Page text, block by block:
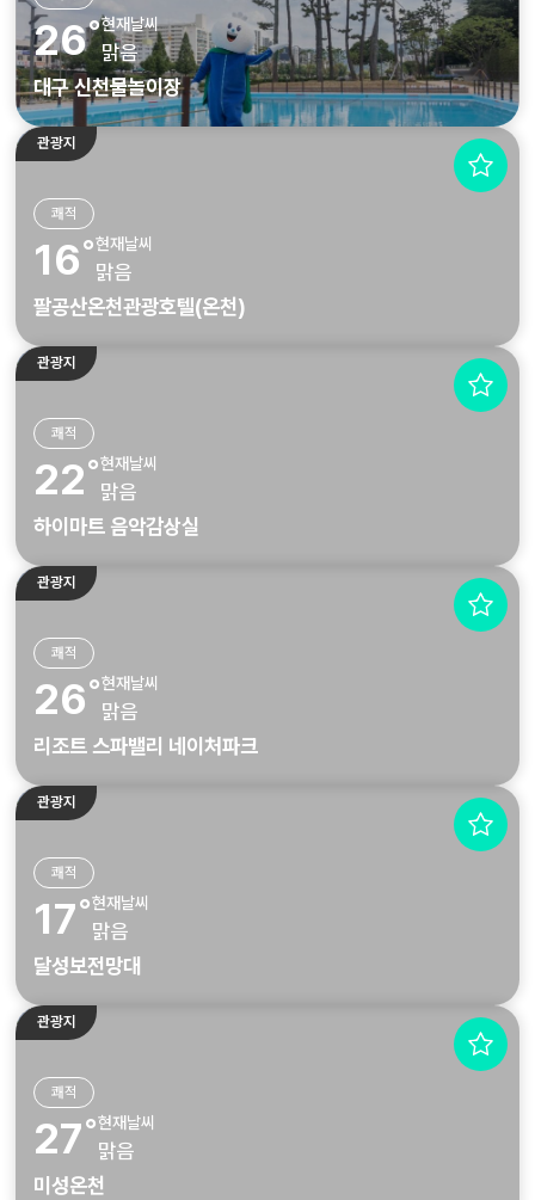
26˚현재날씨
맑음
대구 신천물놀이장
쾌적
16˚현재날씨
맑음
팔공산온천관광호텔(온천)
관광지
쾌적
22˚현재날씨
맑음
하이마트 음악감상실
관광지
쾌적
26˚현재날씨
맑음
리조트 스파밸리 네이처파크
관광지
쾌적
17˚현재날씨
맑음
달성보전망대
관광지
쾌적
27˚현재날씨
맑음
미성온천
관광지